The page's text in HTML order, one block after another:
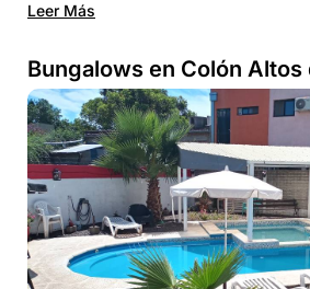
Leer Más
Bungalows en Colón Altos